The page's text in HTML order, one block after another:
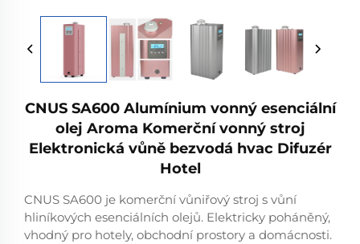
CNUS SA600 Alumínium vonný esenciální
olej Aroma Komerční vonný stroj
Elektronická vůně bezvodá hvac Difuzér
Hotel
CNUS SA600 je komerční vůniřový stroj s vůní
hliníkových esenciálních olejů. Elektricky poháněný,
vhodný pro hotely, obchodní prostory a domácnosti.